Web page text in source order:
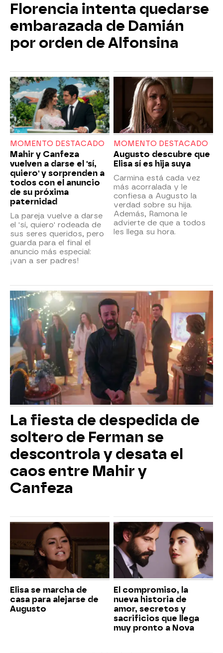
Florencia intenta quedarse
embarazada de Damián
por orden de Alfonsina
MOMENTO DESTACADO
Mahir y Canfeza
vuelven a darse el 'sí,
quiero' y sorprenden a
todos con el anuncio
de su próxima
paternidad
La pareja vuelve a darse
el 'sí, quiero' rodeada de
sus seres queridos, pero
guarda para el final el
anuncio más especial:
¡van a ser padres!
MOMENTO DESTACADO
Augusto descubre que
Elisa sí es hija suya
Carmina está cada vez
más acorralada y le
confiesa a Augusto la
verdad sobre su hija.
Además, Ramona le
advierte de que a todos
les llega su hora.
La fiesta de despedida de
soltero de Ferman se
descontrola y desata el
caos entre Mahir y
Canfeza
Elisa se marcha de
casa para alejarse de
Augusto
El compromiso, la
nueva historia de
amor, secretos y
sacrificios que llega
muy pronto a Nova